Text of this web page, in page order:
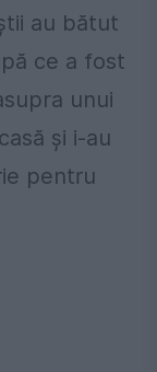
au bătut
ce a fost
unui
și i-au
pentru